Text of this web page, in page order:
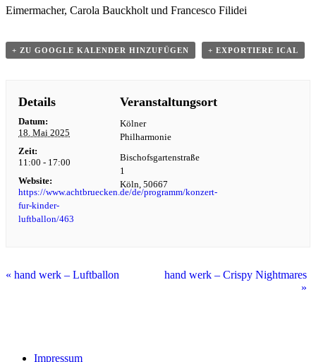
Eimermacher, Carola Bauckholt und Francesco Filidei
+ ZU GOOGLE KALENDER HINZUFÜGEN + EXPORTIERE ICAL
Details
Datum:
18. Mai 2025
Zeit:
11:00 - 17:00
Website:
https://www.achtbruecken.de/de/programm/konzert-
fur-kinder-
luftballon/463
Veranstaltungsort
Kölner
Philharmonie
Bischofsgartenstraße
1
Köln 50667
« hand werk – Luftballon
hand werk – Crispy Nightmares
»
Impressum